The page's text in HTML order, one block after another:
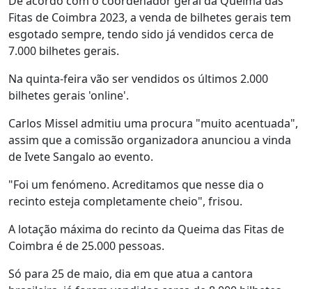
Fitas de Coimbra 2023, a venda de bilhetes gerais tem
esgotado sempre, tendo sido já vendidos cerca de
7.000 bilhetes gerais.
Na quinta-feira vão ser vendidos os últimos 2.000
bilhetes gerais 'online'.
Carlos Missel admitiu uma procura "muito acentuada",
assim que a comissão organizadora anunciou a vinda
de Ivete Sangalo ao evento.
"Foi um fenómeno. Acreditamos que nesse dia o
recinto esteja completamente cheio", frisou.
A lotação máxima do recinto da Queima das Fitas de
Coimbra é de 25.000 pessoas.
Só para 25 de maio, dia em que atua a cantora